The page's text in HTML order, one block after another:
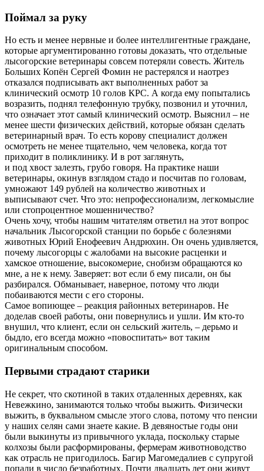
Поймал за руку
Но есть и менее нервные и более интеллигентные граждане,
которые аргументированно готовы доказать, что отдельные
лысогорские ветеринары совсем потеряли совесть. Житель
Больших Копён Сергей Фомин не растерялся и наотрез
отказался подписывать акт выполненных работ за
клинический осмотр 10 голов КРС. А когда ему попытались
возразить, поднял телефонную трубку, позвонил и уточнил,
что означает этот самый клинический осмотр. Выяснил – не
менее шести физических действий, которые обязан сделать
ветеринарный врач. То есть корову специалист должен
осмотреть не менее тщательно, чем человека, когда тот
приходит в поликлинику. И в рот заглянуть,
и под хвост залезть, грубо говоря. На практике наши
ветеринары, окинув взглядом стадо и посчитав по головам,
умножают 149 рублей на количество животных и
выписывают счет. Что это: непрофессионализм, легкомыслие
или стопроцентное мошенничество?
Очень хочу, чтобы нашим читателям ответил на этот вопрос
начальник Лысогорской станции по борьбе с болезнями
животных Юрий Енофеевич Андрюхин. Он очень удивляется,
почему лысогорцы с жалобами на высокие расценки и
хамское отношение, высокомерие, снобизм обращаются ко
мне, а не к нему. Заверяет: вот если б ему писали, он бы
разбирался. Обманывает, наверное, потому что люди
побаиваются мести с его стороны.
Самое вопиющее – реакция районных ветеринаров. Не
доделав своей работы, они повернулись и ушли. Им кто-то
внушил, что клиент, если он сельский житель, – дерьмо и
быдло, его всегда можно «повоспитать» вот таким
оригинальным способом.
Первыми страдают старики
Не секрет, что скотиной в таких отдаленных деревнях, как
Невежкино, занимаются только чтобы выжить. Физически
выжить, в буквальном смысле этого слова, потому что пенсии
у наших селян сами знаете какие. В девяностые годы они
были выкинуты из привычного уклада, поскольку старые
колхозы были расформированы, фермерам животноводство
как отрасль не пригодилось. Багир Магомедалиев с супругой
попали в число безработных. Почти двадцать лет они живут